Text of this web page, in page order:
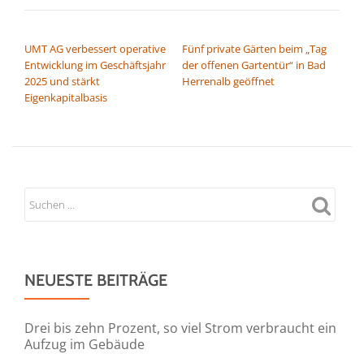
UMT AG verbessert operative
Entwicklung im Geschäftsjahr
2025 und stärkt
Eigenkapitalbasis
Fünf private Gärten beim „Tag
der offenen Gartentür“ in Bad
Herrenalb geöffnet
NEUESTE BEITRÄGE
Drei bis zehn Prozent, so viel Strom verbraucht ein
Aufzug im Gebäude